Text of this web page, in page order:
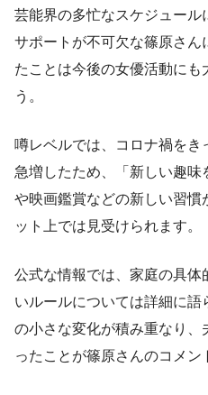
芸能界の多忙なスケジュー
サポートが不可欠な篠原さん
たことは今後の女優活動にも
う。
噂レベルでは、コロナ禍を
急増したため、「新しい趣
や映画鑑賞などの新しい習
ット上では見受けられます。
公式な情報では、家庭の具体
いルールについては詳細に
の小さな変化が積み重なり
ったことが篠原さんのコメン